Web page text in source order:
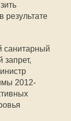
результате
санитарный
2012-